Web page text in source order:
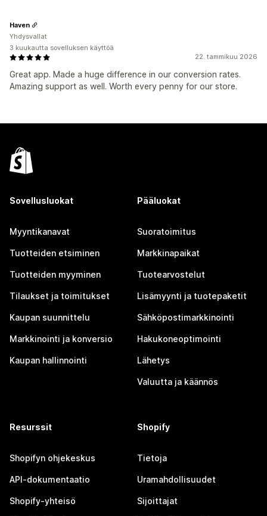
22. tammikuu 2026
Great app. Made a huge difference in our conversion rates.
Amazing support as well. Worth every penny for our store.
Haven
Yhdysvallat
3 kuukautta sovelluksen käyttöä
Sovellusluokat
Myyntikanavat
Tuotteiden etsiminen
Tuotteiden myyminen
Tilaukset ja toimitukset
Kaupan suunnittelu
Markkinointi ja konversio
Kaupan hallinnointi
Pääluokat
Suoratoimitus
Markkinapaikat
Tuotearvostelut
Lisämyynti ja tuotepaketit
Sähköpostimarkkinointi
Hakukoneoptimointi
Lähetys
Valuutta ja käännös
Resurssit
Shopifyn ohjekeskus
API-dokumentaatio
Shopify-yhteisö
Shopify
Tietoja
Uramahdollisuudet
Sijoittajat